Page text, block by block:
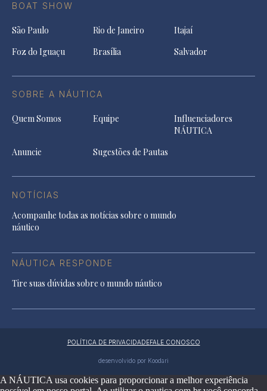
BOAT SHOW
São Paulo Rio de Janeiro
Itajaí
Foz do Iguaçu
Brasília Salvador
SOBRE A NÁUTICA
Quem Somos Equipe
Influenciadores
NÁUTICA
Anuncie
Sugestões de Pautas
NOTÍCIAS
Acompanhe todas as notícias sobre o mundo
náutico
NÁUTICA RESPONDE
Tire suas dúvidas sobre o mundo náutico
POLÍTICA DE PRIVACIDADEFALE CONOSCO
desenvolvido por Koodari
A NÁUTICA usa cookies para proporcionar a melhor experiência